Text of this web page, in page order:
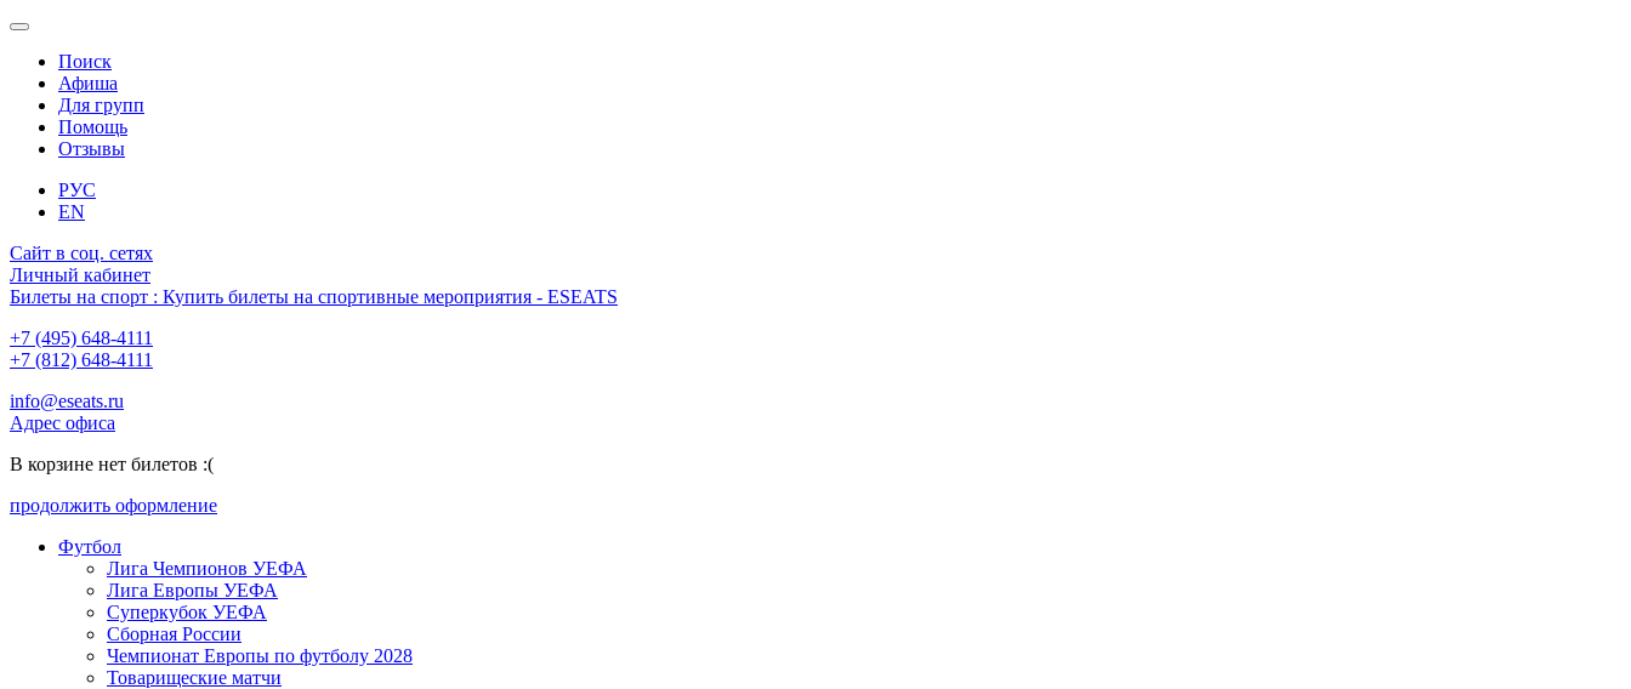
Поиск
Афиша
Для групп
Помощь
Отзывы
РУС
EN
Сайт в соц. сетях
Личный кабинет
Билеты на спорт : Купить билеты на спортивные мероприятия - ESEATS
+7 (495) 648-4111
+7 (812) 648-4111
info@eseats.ru
Адрес офиса
В корзине нет билетов :(
продолжить оформление
Футбол
Лига Чемпионов УЕФА
Лига Европы УЕФА
Суперкубок УЕФА
Сборная России
Чемпионат Европы по футболу 2028
Товарищеские матчи